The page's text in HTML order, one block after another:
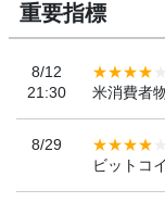
重要指標
8/12
21:30
米消費者
8/29
ビットコ